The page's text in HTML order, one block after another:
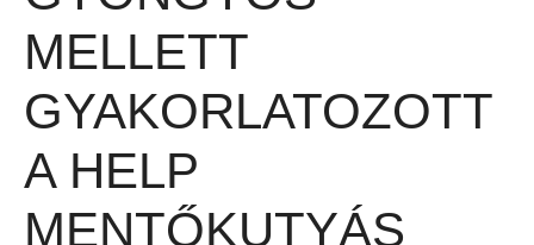
MELLETT
GYAKORLATOZOTT
A HELP
MENTŐKUTYÁS